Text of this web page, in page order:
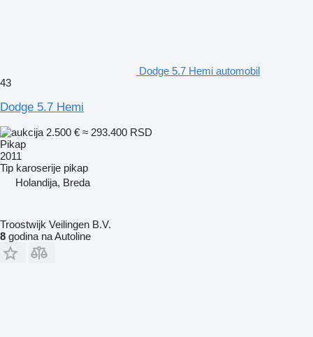
Dodge 5.7 Hemi automobil
43
Dodge 5.7 Hemi
2.500 € ≈ 293.400 RSD
Pikap
2011
Tip karoserije pikap
Holandija, Breda
Troostwijk Veilingen B.V.
8 godina na Autoline